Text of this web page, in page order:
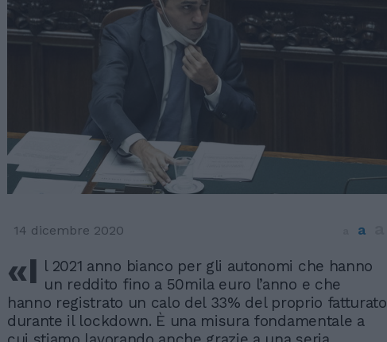
14 dicembre 2020 a
«I l 2021 anno bianco per gli autonomi che hanno
un reddito fino a 50mila euro l’anno e che
hanno registrato un calo del 33% del proprio fatturato
durante il lockdown. È una misura fondamentale a